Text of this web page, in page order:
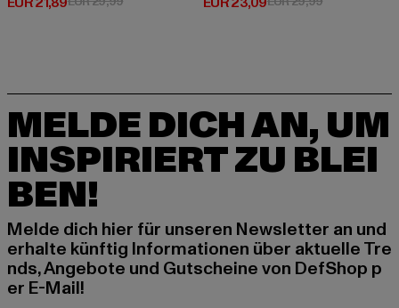
MELDE DICH AN, UM
INSPIRIERT ZU BLEI
BEN!
Melde dich hier für unseren Newsletter an und
erhalte künftig Informationen über aktuelle Tre
nds, Angebote und Gutscheine von DefShop p
er E-Mail!